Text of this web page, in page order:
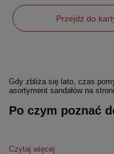
Przejdź do
Gdy zbliża się lato, czas
asortyment sandałów na
Po czym poznać
Czytaj więcej